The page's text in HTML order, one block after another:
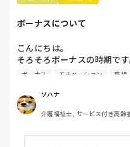
ちなみに施設形態は看護小
ボーナスについて
こんにちは。
そろそろボーナスの時期です
ボーナスが無い所で働いて
無いところは少ないのでしょ
ボーナス モチベーション 職場
ソハナ
介護福祉士, サービス付き高齢